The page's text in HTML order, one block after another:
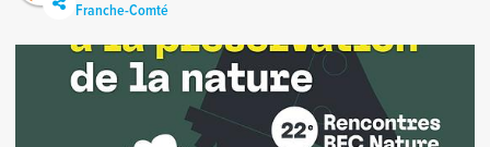
Franche-Comté